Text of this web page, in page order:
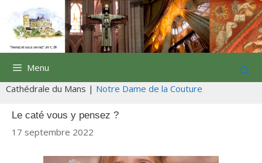
contenu
Menu
Cathédrale du Mans | Notre Dame de la Couture
Le caté vous y pensez ?
17 septembre 2022